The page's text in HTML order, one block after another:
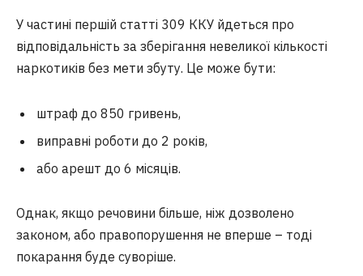
У частині першій статті 309 ККУ йдеться про
відповідальність за зберігання невеликої кількості
наркотиків без мети збуту. Це може бути:
штраф до 850 гривень,
виправні роботи до 2 років,
або арешт до 6 місяців.
Однак, якщо речовини більше, ніж дозволено
законом, або правопорушення не вперше – тоді
покарання буде суворіше.